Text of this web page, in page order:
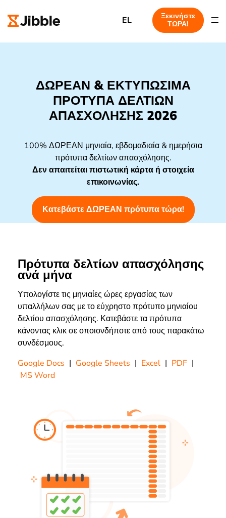
EL
Ξεκινήστε
ΤΩΡΑ!
ΔΩΡΕΑΝ & ΕΚΤΥΠΩΣΙΜΑ
ΠΡΟΤΥΠΑ ΔΕΛΤΙΩΝ
ΑΠΑΣΧΟΛΗΣΗΣ 2026
100% ΔΩΡΕΑΝ μηνιαία, εβδομαδιαία & ημερήσια
πρότυπα δελτίων απασχόλησης.
Δεν απαιτείται πιστωτική κάρτα ή στοιχεία
επικοινωνίας.
Κατεβάστε ΔΩΡΕΑΝ πρότυπα τώρα!
Πρότυπα δελτίων απασχόλησης
ανά μήνα
Υπολογίστε τις μηνιαίες ώρες εργασίας των
υπαλλήλων σας με το εύχρηστο πρότυπο μηνιαίου
δελτίου απασχόλησης. Κατεβάστε τα πρότυπα
κάνοντας κλικ σε οποιονδήποτε από τους παρακάτω
συνδέσμους.
Google Docs | Google Sheets | Excel | PDF |
MS Word